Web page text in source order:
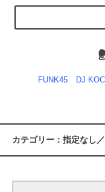
FUNK45 DJ
カテゴリー：指定なし